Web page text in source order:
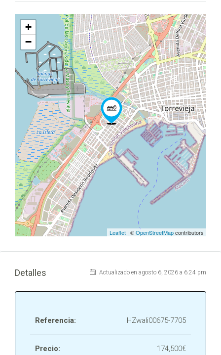
+
−
Leaflet | ©OpenStreetMapcontributors
Detalles Actualizado en agosto 6, 2026 a 6:24 pm
Referencia: HZwali00675-7705
Precio: 174,500€